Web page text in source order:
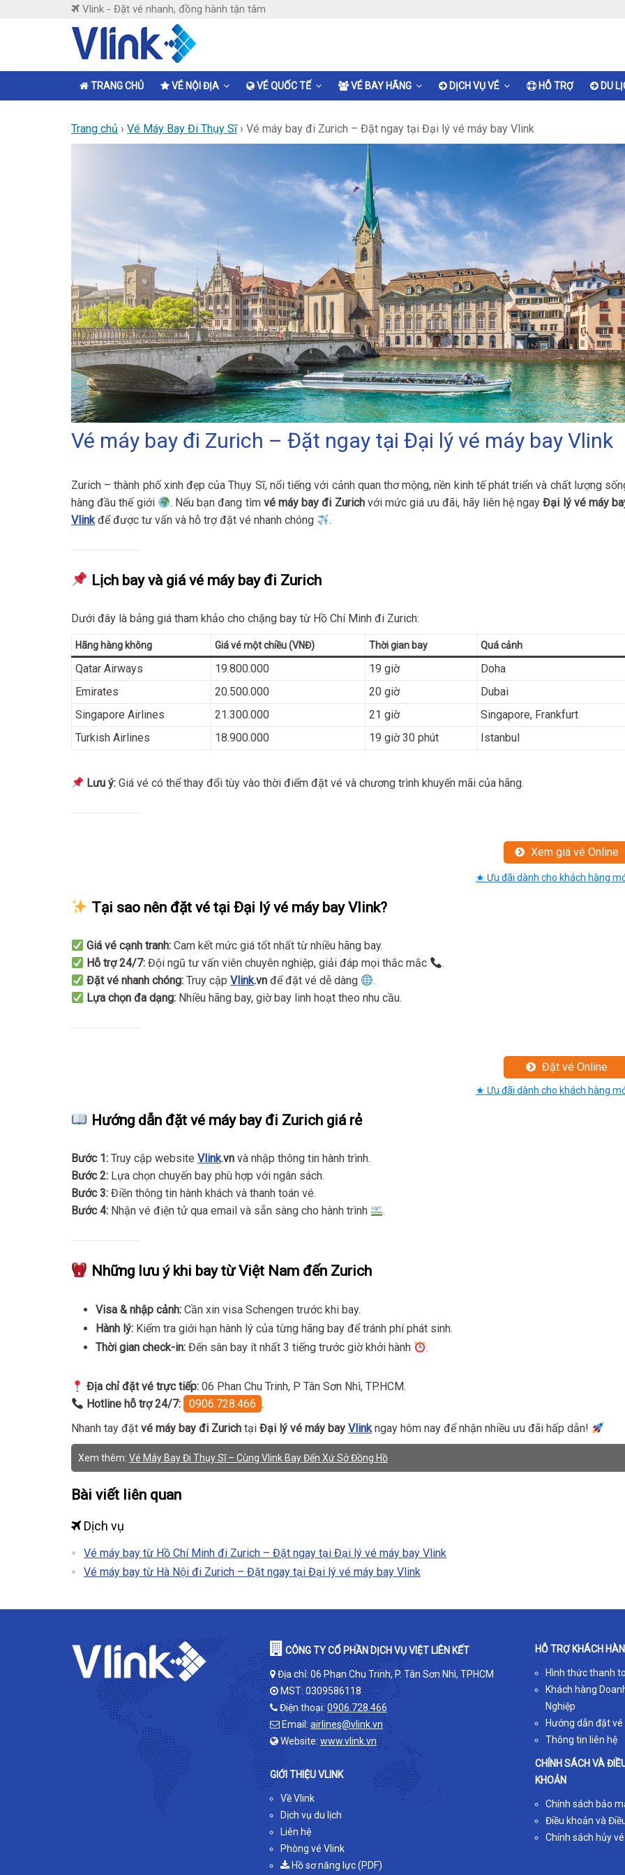
Vlink - Đặt vé nhanh, đồng hành tận tâm
Vlink
Đặt
vé
đồng
TRANG CHỦ VÉ NỘI ĐỊA VÉ QUỐC TẾ VÉ BAY HÃNG DỊCH VỤ VÉ HỖ TRỢ DU
Trang chủ › Vé Máy Bay Đi Thụy Sĩ› Vé máy bay đi Zurich – Đặt ngay tại Đại lý vé máy bay Vlink
Vé máy bay đi Zurich – Đặt ngay tại Đại lý vé máy bay Vlink
Zurich – thành phố xinh đẹp của Thụy Sĩ, nổi tiếng với cảnh quan thơ mộng, nền kinh tế phát triển và chất lượng
hàng đầu thế giới
. Nếu bạn đang tìm vé máy bay đi Zurichvới mức giá ưu đãi, hãy liên hệ ngayĐại lý vé máy
Vlinkđể được tư vấn và hỗ trợ đặt vé nhanh chóng .
Lịch bay và giá vé máy bay đi Zurich
Dưới đây là bảng giá tham khảo cho chặng bay từ Hồ Chí Minh đi Zurich:
Hãng hàng không Giá vé một chiều (VNĐ) Thời gian bay Quá cảnh
Qatar Airways 19.800.000 19 giờ
Doha
Emirates
20.500.000 20 giờ
Dubai
Singapore Airlines
21.300.000 21 giờ
Singapore, Frankfurt
Turkish Airlines
18.900.000 19 giờ 30 phút Istanbul
Lưu ý: Giá vé có thể thay đổi tùy vào thời điểm đặt vé và chương trình khuyến mãi của hãng.
Xem giá vé Online
★ Ưu đãi dành cho khách hàng
Tại sao nên đặt vé tại Đại lý vé máy bay Vlink?
Giá vé cạnh tranh: Cam kết mức giá tốt nhất từ nhiều hãng bay.
Hỗ trợ 24/7: Đội ngũ tư vấn viên chuyên nghiệp, giải đáp mọi thắc mắc
.
Đặt vé nhanh chóng: Truy cậpVlink.vn để đặt vé dễ dàng
.
Lựa chọn đa dạng: Nhiều hãng bay, giờ bay linh hoạt theo nhu cầu.
Đặt vé Online
★ Ưu đãi dành cho khách hàng
Hướng dẫn đặt vé máy bay đi Zurich giá rẻ
Bước 1: Truy cập website Vlink.vn và nhập thông tin hành trình.
Bước 2: Lựa chọn chuyến bay phù hợp với ngân sách.
Bước 3: Điền thông tin hành khách và thanh toán vé.
Bước 4: Nhận vé điện tử qua email và sẵn sàng cho hành trình .
Những lưu ý khi bay từ Việt Nam đến Zurich
Visa & nhập cảnh: Cần xin visa Schengen trước khi bay.
Hành lý: Kiểm tra giới hạn hành lý của từng hãng bay để tránh phí phát sinh.
Thời gian check-in: Đến sân bay ít nhất 3 tiếng trước giờ khởi hành .
Địa chỉ đặt vé trực tiếp: 06 Phan Chu Trinh, P Tân Sơn Nhì, TP.HCM.
Hotline hỗ trợ 24/7:
0906.728.466 .
Nhanh tay đặt vé máy bay đi Zurich tại Đại lý vé máy bay Vlinkngay hôm nay để nhận nhiều ưu đãi hấp dẫn!
Xem thêm: Vé Máy Bay Đi Thụy Sĩ – Cùng Vlink Bay Đến Xứ Sở Đồng Hồ
Bài viết liên quan
Dịch vụ
Vé máy bay từ Hồ Chí Minh đi Zurich – Đặt ngay tại Đại lý vé máy bay Vlink
Vé máy bay từ Hà Nội đi Zurich – Đặt ngay tại Đại lý vé máy bay Vlink
CÔNG TY CỔ PHẦN DỊCH VỤ VIỆT LIÊN KẾT
Địa chỉ: 06 Phan Chu Trinh, P. Tân Sơn Nhì, TPHCM
MST: 0309586118
Điện thoại: 0906.728.466
Email: airlines@vlink.vn
Website: www.vlink.vn
GIỚI THIỆU VLINK
Về Vlink
Dịch vụ du lịch
Liên hệ
Phòng vé Vlink
Hồ sơ năng lực (PDF)
HỖ TRỢ KHÁCH
Hình thức thanh
Khách hàng
Nghiệp
Hướng dẫn đặt vé
Thông tin liên hệ
CHÍNH SÁCH VÀ
KHOẢN
Chính sách bảo
Điều khoản và
Chính sách hủy vé